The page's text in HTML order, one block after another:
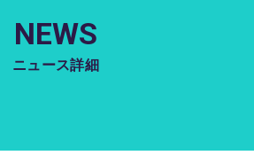
NEWS
ニュース詳細